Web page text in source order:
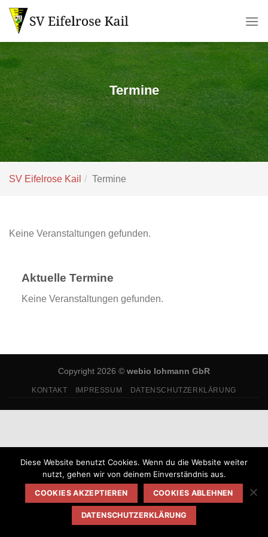
Zum
Inhalt
springen
Termine
SV Eifelrose Kail Termine
Keine Veranstaltungen gefunden.
Aktuelle Termine
Keine Veranstaltungen gefunden.
Copyright 2026 © webio lohmann GbR
KONTAKT IMPRESSUM DATENSCHUTZERKLÄRUNG
Diese Website benutzt Cookies. Wenn du die Website weiter
nutzt, gehen wir von deinem Einverständnis aus.
COOKIES AKZEPTIEREN COOKIES ABLEHNEN
DATENSCHUTZERKLÄRUNG